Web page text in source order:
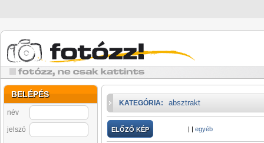
BELÉPÉS
név
jelszó
KATEGÓRIA: absztrakt
ELŐZŐ KÉP | | egyéb